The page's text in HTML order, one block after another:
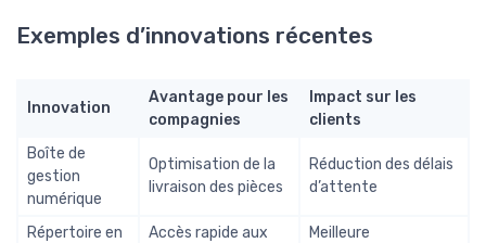
Exemples d’innovations récentes
Innovation
Avantage pour les
compagnies
Impact sur les
clients
Boîte de
gestion
numérique
Optimisation de la
livraison des pièces
Réduction des délais
d’attente
Répertoire en
Accès rapide aux
Meilleure